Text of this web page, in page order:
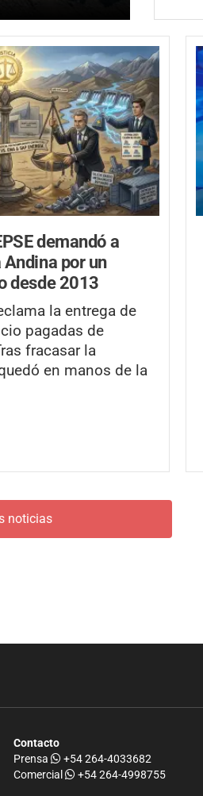
demandó a
por un
desde 2013
la entrega de
pagadas de
fracasar la
en manos de la
noticias
Contacto
Prensa
+54 264-4033682
Comercial
+54 264-4998755